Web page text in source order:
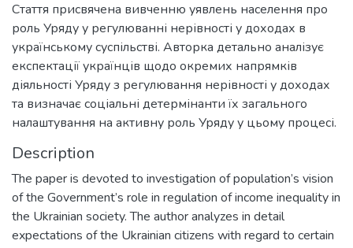
Стаття присвячена вивченню уявлень населення про
роль Уряду у регулюванні нерівності у доходах в
українському суспільстві. Авторка детально аналізує
експектації українців щодо окремих напрямків
діяльності Уряду з регулювання нерівності у доходах
та визначає соціальні детермінанти їх загального
налаштування на активну роль Уряду у цьому процесі.
Description
The paper is devoted to investigation of population’s vision
of the Government’s role in regulation of income inequality in
the Ukrainian society. The author analyzes in detail
expectations of the Ukrainian citizens with regard to certain